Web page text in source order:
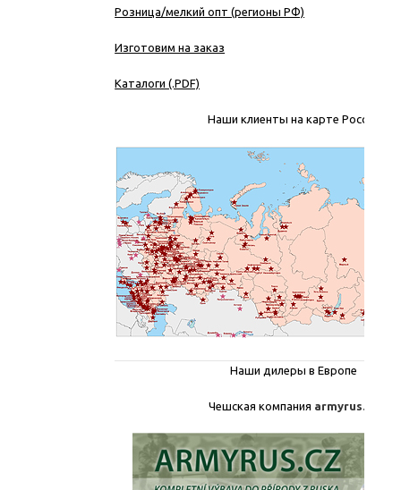
Розница/мелкий опт (регионы РФ)
Изготовим на заказ
Каталоги (.PDF)
Наши клиенты на карте России
Наши дилеры в Европе
Чешская компания armyrus.cz